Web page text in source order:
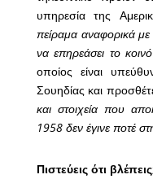
υπηρεσία της
πείραμα αναφορικά
να επηρεάσει το
οποίος είναι
Σουηδίας και
και στοιχεία που
1958 δεν έγινε ποτέ
Πιστεύεις ότι